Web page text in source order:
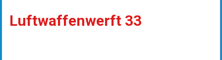
Luftwaffenwerft 33